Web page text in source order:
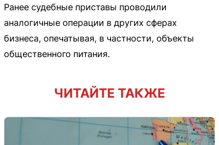
Ранее судебные приставы проводили
аналогичные операции в других сферах
бизнеса, опечатывая, в частности, объекты
общественного питания.
ЧИТАЙТЕ ТАКЖЕ